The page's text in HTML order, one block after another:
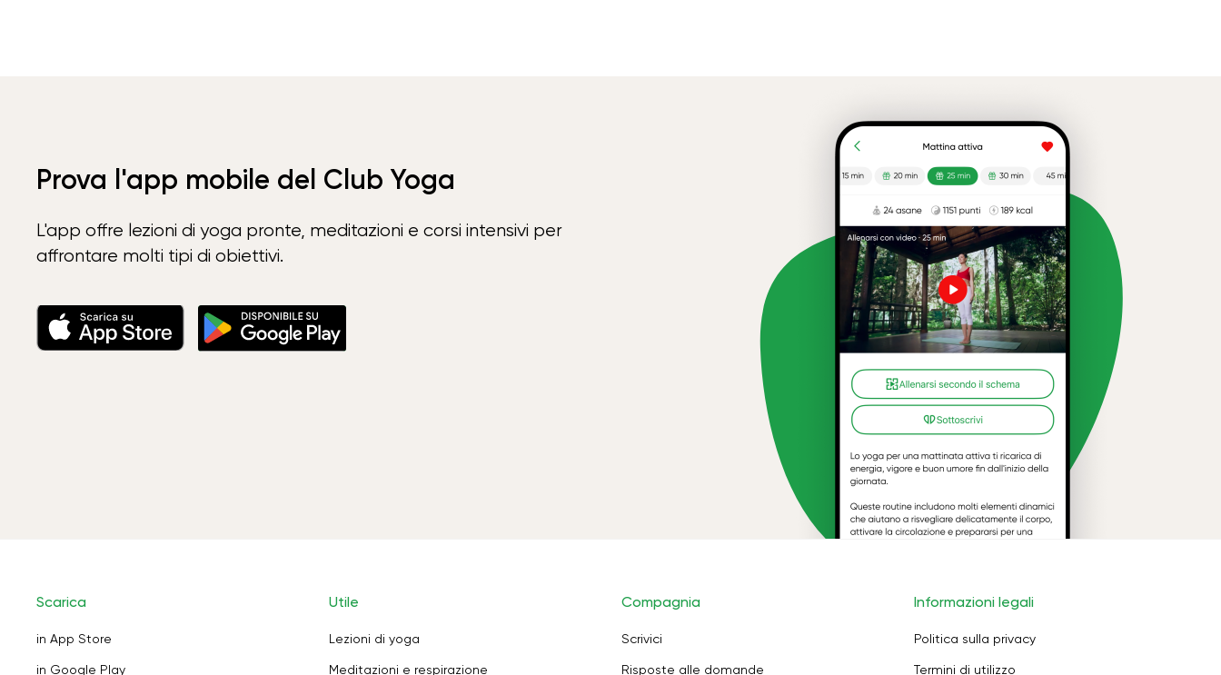
Prova l'app mobile del Club Yoga
L'app offre lezioni di yoga pronte, meditazioni e corsi intensivi per
affrontare molti tipi di obiettivi.
Scarica
in App Store
in Google Play
Utile
Lezioni di yoga
Meditazioni e respirazione
Compagnia
Scrivici
Risposte alle domande
Informazioni legali
Politica sulla privacy
Termini di utilizzo